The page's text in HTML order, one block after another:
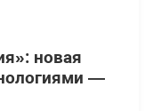
новая
—